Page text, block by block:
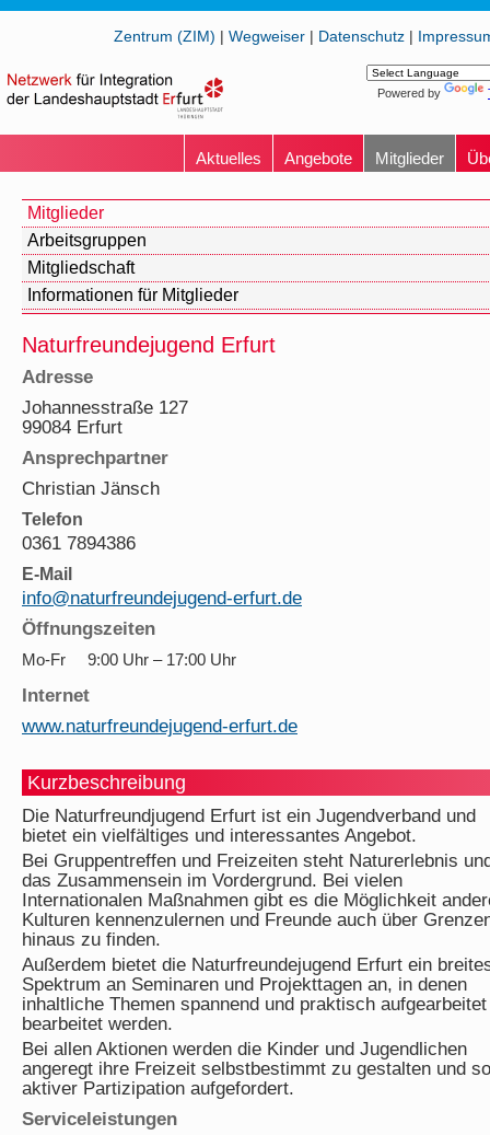
Zentrum (ZIM) | Wegweiser | Datenschutz |
Powered by
Mitglieder
Angebote
Aktuelles
Mitglieder
Arbeitsgruppen
Mitgliedschaft
Informationen für Mitglieder
Naturfreundejugend Erfurt
Adresse
Johannesstraße 127
99084 Erfurt
Ansprechpartner
Christian Jänsch
Telefon
0361 7894386
E-Mail
info@naturfreundejugend-erfurt.de
Öffnungszeiten
Mo-Fr 9:00 Uhr – 17:00 Uhr
Internet
www.naturfreundejugend-erfurt.de
Kurzbeschreibung
Die Naturfreundjugend Erfurt ist ein Jugendverband und
bietet ein vielfältiges und interessantes Angebot.
Bei Gruppentreffen und Freizeiten steht Naturerlebnis
das Zusammensein im Vordergrund. Bei vielen
Internationalen Maßnahmen gibt es die Möglichkeit
Kulturen kennenzulernen und Freunde auch über
hinaus zu finden.
Außerdem bietet die Naturfreundejugend Erfurt ein
Spektrum an Seminaren und Projekttagen an, in denen
inhaltliche Themen spannend und praktisch
bearbeitet werden.
Bei allen Aktionen werden die Kinder und Jugendlichen
angeregt ihre Freizeit selbstbestimmt zu gestalten und
aktiver Partizipation aufgefordert.
Serviceleistungen